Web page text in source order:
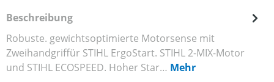
Beschreibung
Robuste. gewichtsoptimierte Motorsense mit
Zweihandgriffür STIHL ErgoStart. STIHL 2-MIX-Motor
und STIHL ECOSPEED. Hoher Star… Mehr